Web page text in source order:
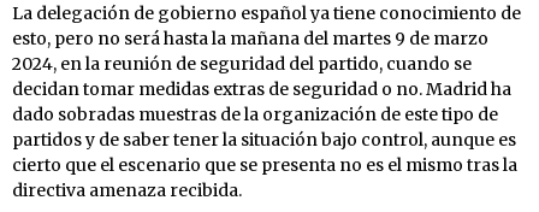
La delegación de gobierno español ya tiene conocimiento de
esto, pero no será hasta la mañana del martes 9 de marzo
2024, en la reunión de seguridad del partido, cuando se
decidan tomar medidas extras de seguridad o no. Madrid ha
dado sobradas muestras de la organización de este tipo de
partidos y de saber tener la situación bajo control, aunque es
cierto que el escenario que se presenta no es el mismo tras la
directiva amenaza recibida.